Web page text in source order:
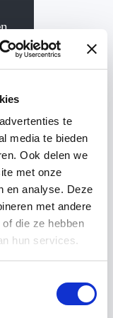
te
media te bieden
Ook delen we
met onze
en analyse. Deze
met andere
die ze hebben
hun services.